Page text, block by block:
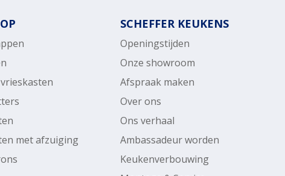
met afzuiging
SCHEFFER KEUKENS
Openingstijden
Onze showroom
Afspraak maken
Over ons
Ons verhaal
Ambassadeur worden
Keukenverbouwing